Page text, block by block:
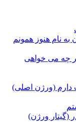
به نام هنوز همونم
چه می خواهی
دارم (ورژن اصلی)
(گیتار ورژن)